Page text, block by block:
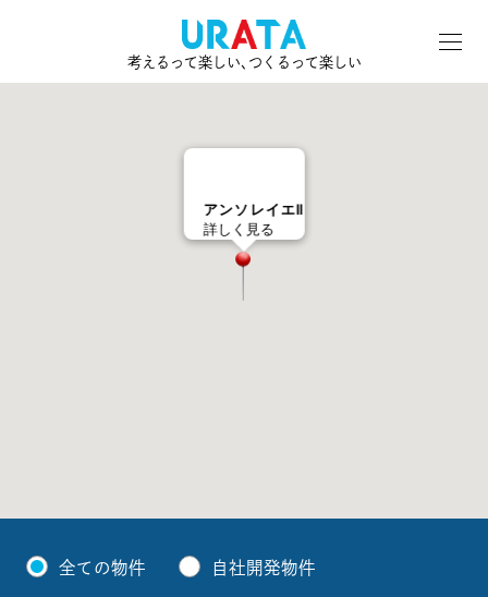
考えるって楽しい､つくるって楽しい
アンソレイエⅡ
詳しく見る
全ての物件 自社開発物件